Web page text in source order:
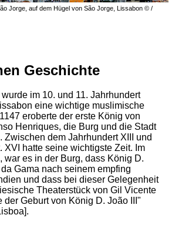
Jorge, auf dem Hügel von São Jorge, Lissabon © /
Geschichte
im 10. und 11. Jahrhundert
eine wichtige muslimische
eroberte der erste König von
Henriques, die Burg und die Stadt
Zwischen dem Jahrhundert XIII und
XVI hatte seine wichtigste Zeit. Im
war es in der Burg, dass König D.
Gama nach seinem empfing
und dass bei dieser Gelegenheit
Theaterstück von Gil Vicente
der Geburt von König D. João III"